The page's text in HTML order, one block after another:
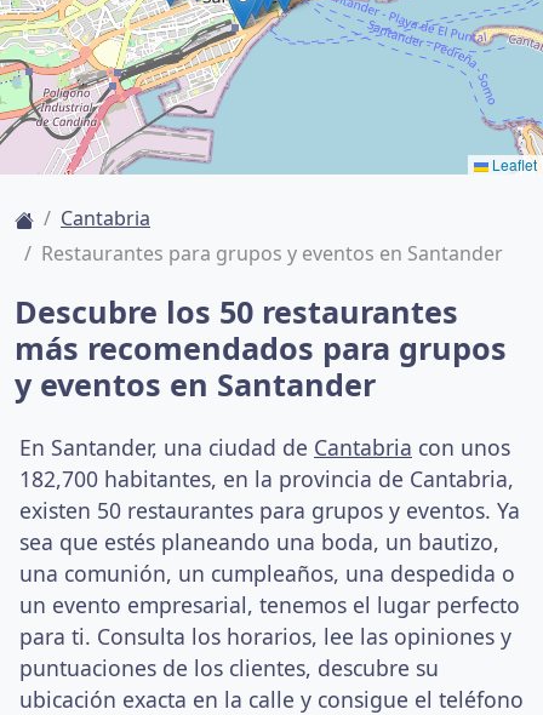
Leaflet
Cantabria
Restaurantes para grupos y eventos en Santander
Descubre los 50 restaurantes
más recomendados para grupos
y eventos en Santander
En Santander, una ciudad de Cantabria con unos
182,700 habitantes, en la provincia de Cantabria,
existen 50 restaurantes para grupos y eventos. Ya
sea que estés planeando una boda, un bautizo,
una comunión, un cumpleaños, una despedida o
un evento empresarial, tenemos el lugar perfecto
para ti. Consulta los horarios, lee las opiniones y
puntuaciones de los clientes, descubre su
ubicación exacta en la calle y consigue el teléfono